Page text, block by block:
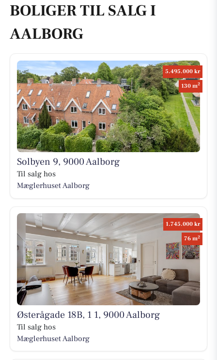
BOLIGER TIL SALG I
AALBORG
5.495.000 kr
130 m2
Solbyen 9, 9000 Aalborg
Til salg hos
Mæglerhuset Aalborg
1.745.000 kr
76 m2
Østerågade 18B, 1 1, 9000 Aalborg
Til salg hos
Mæglerhuset Aalborg